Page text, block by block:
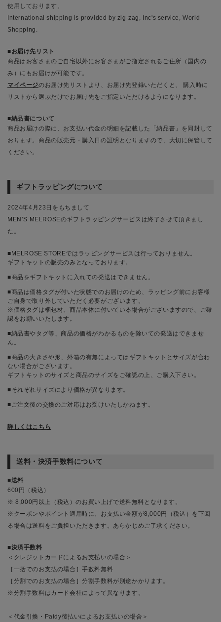
使用しております。
International shipping is provided by zig-zag, Inc's service, World
Shopping.
お届け先リスト
商品はお客さまのご自宅以外にお客さまがご指定されるご住所（国内の
み）にもお届けが可能です。
マイページのお届け先リストより、お届け先登録いただくと、 購入時に
リストから選ぶだけでお届け先をご指定いただけるようになります。
納品書について
商品お届けの際に、お支払い代金の明細を記載した「納品書」を同封して
おります。商品の販売元・購入日の証明となりますので、大切に保管して
ください。
ギフトラッピングについて
2024年4月23日をもちまして
MEN’S MELROSEのギフトラッピングサービスは終了させて頂きまし
た。
■MELROSE STOREではラッピングサービスは行っておりません。
ギフトキットの販売のみとなっております。
■商品をギフトキットに入れての発送はできません。
■商品は価格タグが付いた状態でのお届けのため、ラッピング前にお客様
ご自身で取り外していただく必要がございます。
※価格タグは梱包材、商品本体に付いている場合がございますので、ご確
認をお願いいたします。
■納品書やタグ等、商品の価格がわかるものを除いての発送はできませ
ん。
■商品の大きさや形、外箱の有無によってはギフトキットとサイズが合わ
ない場合がございます。
ギフトキットのサイズと商品のサイズをご確認の上、ご購入下さい。
■それぞれサイズにより価格が異なります。
■ご注文後の交換のご対応はお受けいたしかねます。
詳しくはこちら
送料・決済手数料について
送料
600円（税込）
※ 8,000円以上（税込）のお買い上げで送料無料となります。
※クーポンやポイント適用時に、お支払い金額が8,000円（税込）を下回
る場合は送料をご負担いただきます。あらかじめご了承ください。
決済手数料
＜クレジットカードによるお支払いの場合＞
［一括でのお支払の場合］手数料無料
［分割でのお支払の場合］分割手数料が別途かかります。
※分割手数料はカード会社によって異なります。
＜代金引換・Paidy後払いによるお支払いの場合＞